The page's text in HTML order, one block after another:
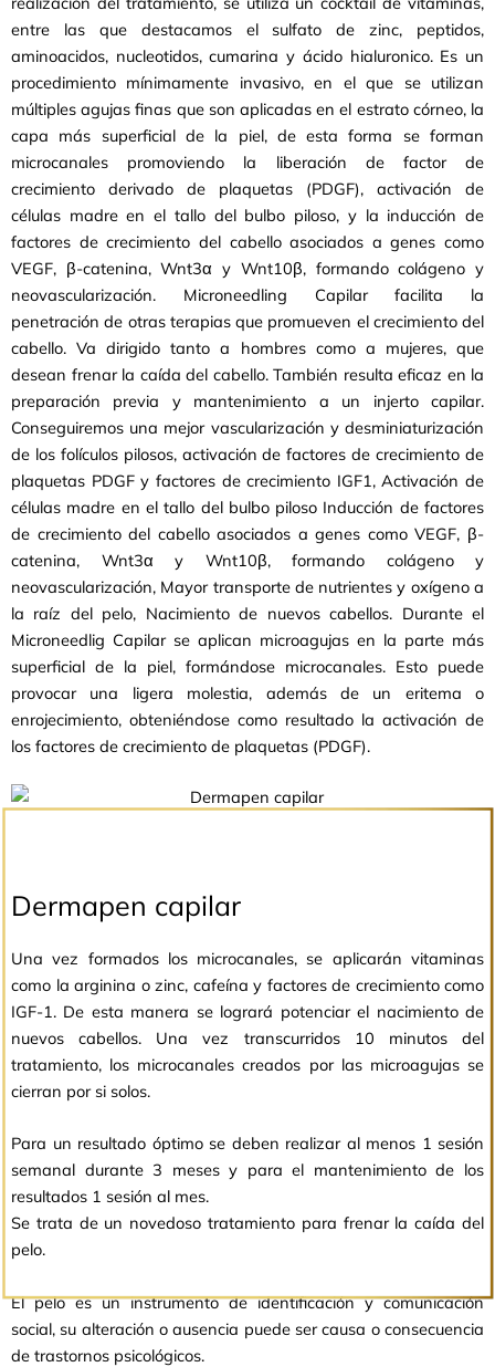
Dermapen capilar
Una vez formados los microcanales, se aplicarán vitaminas
como la arginina o zinc, cafeína y factores de crecimiento como
IGF-1. De esta manera se logrará potenciar el nacimiento de
nuevos cabellos. Una vez transcurridos 10 minutos del
tratamiento, los microcanales creados por las microagujas se
cierran por si solos.
Para un resultado óptimo se deben realizar al menos 1 sesión
semanal durante 3 meses y para el mantenimiento de los
resultados 1 sesión al mes.
Se trata de un novedoso tratamiento para frenar la caída del
pelo.
El pelo es un instrumento de identificación y comunicación
social, su alteración o ausencia puede ser causa o consecuencia
de trastornos psicológicos.
entre las que destacamos el sulfato de zinc, peptidos,
aminoacidos, nucleotidos, cumarina y ácido hialuronico. Es un
procedimiento mínimamente invasivo, en el que se utilizan
múltiples agujas finas que son aplicadas en el estrato córneo, la
capa más superficial de la piel, de esta forma se forman
microcanales promoviendo la liberación de factor de
crecimiento derivado de plaquetas (PDGF), activación de
células madre en el tallo del bulbo piloso, y la inducción de
factores de crecimiento del cabello asociados a genes como
VEGF, β-catenina, Wnt3α y Wnt10β, formando colágeno y
neovascularización. Microneedling Capilar facilita la
penetración de otras terapias que promueven el crecimiento del
cabello. Va dirigido tanto a hombres como a mujeres, que
desean frenar la caída del cabello. También resulta eficaz en la
preparación previa y mantenimiento a un injerto capilar.
Conseguiremos una mejor vascularización y desminiaturización
de los folículos pilosos, activación de factores de crecimiento de
plaquetas PDGF y factores de crecimiento IGF1, Activación de
células madre en el tallo del bulbo piloso Inducción de factores
de crecimiento del cabello asociados a genes como VEGF, β-
catenina, Wnt3α y Wnt10β, formando colágeno y
neovascularización, Mayor transporte de nutrientes y oxígeno a
la raíz del pelo, Nacimiento de nuevos cabellos. Durante el
Microneedlig Capilar se aplican microagujas en la parte más
superficial de la piel, formándose microcanales. Esto puede
provocar una ligera molestia, además de un eritema o
enrojecimiento, obteniéndose como resultado la activación de
los factores de crecimiento de plaquetas (PDGF).